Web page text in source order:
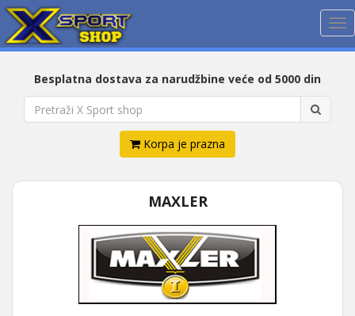
Besplatna dostava za narudžbine veće od 5000 din
Korpa je prazna
MAXLER